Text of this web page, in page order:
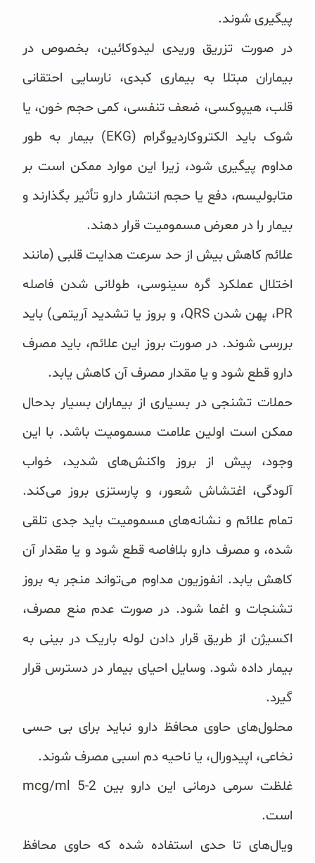
پیگیری شوند.
در صورت تزریق وریدی لیدوکائین، بخصوص در
بیماران مبتلا به بیماری کبدی، نارسایی احتقانی
قلب، هیپوکسی، ‏ضعف تنفسی، کمی حجم خون، یا
شوک باید الکتروکاردیوگرام (‏EKG‏) بیمار به طور
مداوم پیگیری شود، زیرا این موارد ‏ممکن است بر
متابولیسم، دفع یا حجم انتشار دارو تأثیر بگذارند و
بیمار را در معرض مسمومیت قرار دهند.
علائم کاهش بیش از حد سرعت هدایت قلبی (مانند
اختلال عملکرد گره سینوسی، طولانی شدن فاصله
‏PR، پهن شدن ‏QRS، و بروز یا تشدید آریتمی) باید
بررسی شوند. در صورت بروز این علائم، باید مصرف
دارو قطع شود و یا مقدار ‏مصرف آن کاهش یابد.
حملات تشنجی در بسیاری از بیماران بسیار بدحال
ممکن است اولین علامت مسمومیت باشد. با این
وجود، پیش از بروز ‏واکنش‌های شدید، خواب
آلودگی، اغتشاش شعور، و پارستزی بروز می‌کند.
تمام علائم و نشانه‌های مسمومیت باید جدی ‏تلقی
شده، و مصرف دارو بلافاصه قطع شود و یا مقدار آن
کاهش یابد. انفوزیون مداوم می‌تواند منجر به بروز
تشنجات و ‏اغما شود. در صورت عدم منع مصرف،
اکسیژن از طریق قرار دادن لوله باریک در بینی به
بیمار داده شود. وسایل احیای ‏بیمار در دسترس قرار
گیرد.
محلول‌های حاوی محافظ دارو نباید برای بی حسی
نخاعی، اپیدورال، یا ناحیه دم اسبی مصرف شوند.
است.
ویال‌های تا حدی استفاده شده که حاوی محافظ